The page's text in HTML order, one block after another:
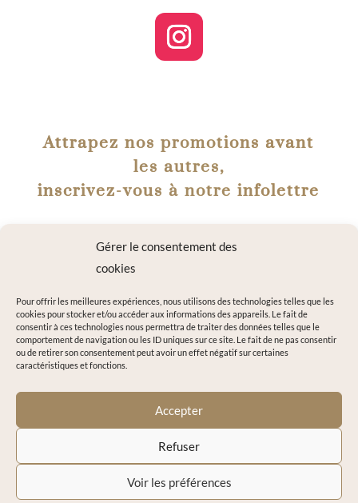
Gérer le consentement des
cookies
Pour offrir les meilleures expériences, nous utilisons des technologies telles que les
cookies pour stocker et/ou accéder aux informations des appareils. Le fait de
consentir à ces technologies nous permettra de traiter des données telles que le
comportement de navigation ou les ID uniques sur ce site. Le fait de ne pas consentir
ou de retirer son consentement peut avoir un effet négatif sur certaines
caractéristiques et fonctions.
Accepter
Refuser
Voir les préférences
Attrapez nos promotions avant
les autres,
inscrivez-vous à notre infolettre
13 + 10= M'INSCRIRE
A
t
n
© 2020-2026 Glow by C’Dermyl – Crissia Tobia |
générales|Politique de confidentialité|Gestion des cookies|